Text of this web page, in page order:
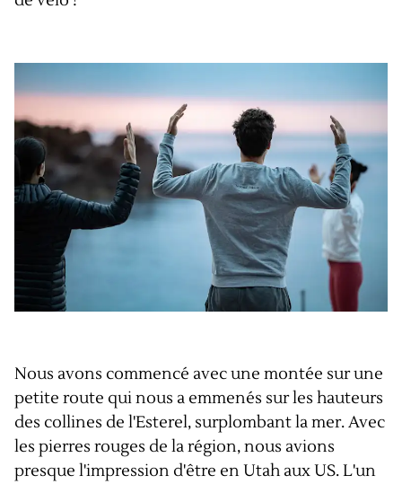
Nous avons commencé avec une montée sur une
petite route qui nous a emmenés sur les hauteurs
des collines de l'Esterel, surplombant la mer. Avec
les pierres rouges de la région, nous avions
presque l'impression d'être en Utah aux US. L'un